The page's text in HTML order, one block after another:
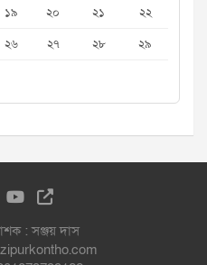
১৯ ২০ ২১
২২
২৬ ২৭ ২৮
২৯
: সঞ্জয় দাস